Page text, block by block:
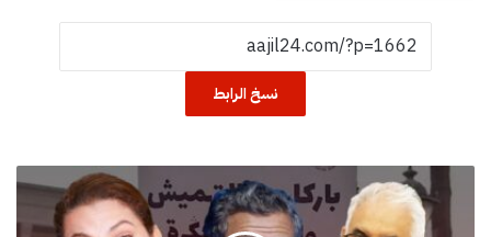
نسخ الرابط